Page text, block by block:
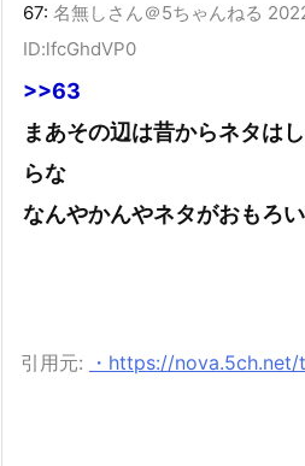
67: 名無しさん＠5ちゃんねる
ID:lfcGhdVP0
>>63
まあその辺は昔からネタは
らな
なんやかんやネタがおもろ
引用元:
・https://